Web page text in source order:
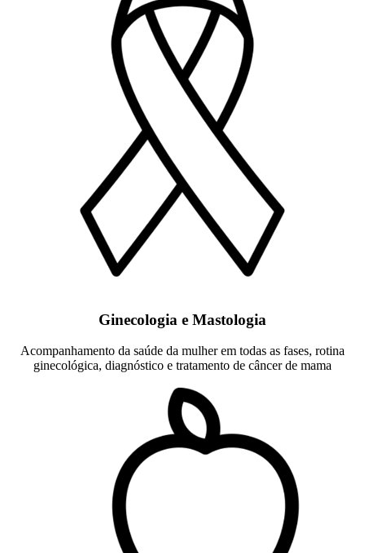
Ginecologia e Mastologia
Acompanhamento da saúde da mulher em todas as fases, rotina
ginecológica, diagnóstico e tratamento de câncer de mama